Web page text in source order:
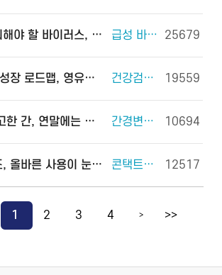
2월에 주의해야 할 바이러스, 이렇게 예방하세요! 급성 바이러스 위장관염 외 2건 25679
우리 아이 성장 로드맵, 영유아 건강검진으로 완성하세요! 건강검진(국가건강검진) 외 2건 19559
올해도 수고한 간, 연말에는 쉬게 해 주세요! 간경변증 외 3건 10694
콘택트렌즈, 올바른 사용이 눈 건강을 지킵니다! 콘택트렌즈 외 2건 12517
1 2 3 4 > >>